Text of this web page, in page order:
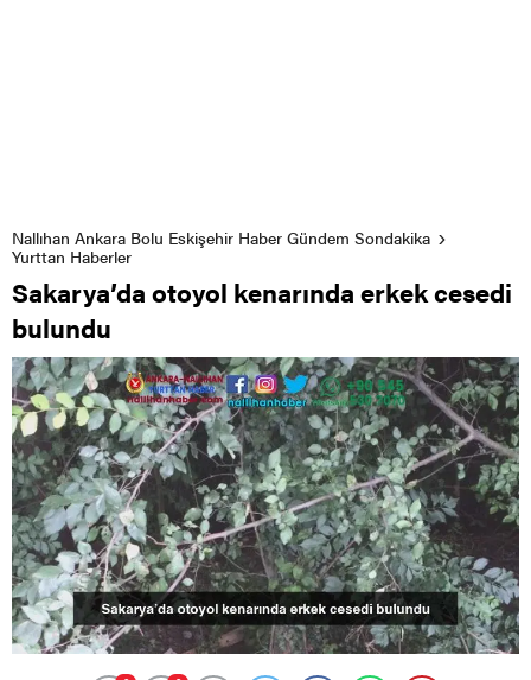
Nallıhan Ankara Bolu Eskişehir Haber Gündem Sondakika
Yurttan Haberler
Sakarya’da otoyol kenarında erkek cesedi
bulundu